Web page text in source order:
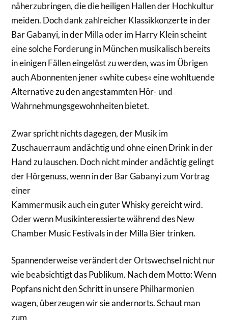
näherzubringen, die die heiligen Hallen der Hochkultur
meiden. Doch dank zahlreicher Klassikkonzerte in der
Bar Gabanyi, in der Milla oder im Harry Klein scheint
eine solche Forderung in München musikalisch bereits
in einigen Fällen eingelöst zu werden, was im Übrigen
auch Abonnenten jener »white cubes« eine wohltuende
Alternative zu den angestammten Hör- und
Wahrnehmungsgewohnheiten bietet.
Zwar spricht nichts dagegen, der Musik im
Zuschauerraum andächtig und ohne einen Drink in der
Hand zu lauschen. Doch nicht minder andächtig gelingt
der Hörgenuss, wenn in der Bar Gabanyi zum Vortrag
einer
Kammermusik auch ein guter Whisky gereicht wird.
Oder wenn Musikinteressierte während des New
Chamber Music Festivals in der Milla Bier trinken.
Spannenderweise verändert der Ortswechsel nicht nur
wie beabsichtigt das Publikum. Nach dem Motto: Wenn
Popfans nicht den Schritt in unsere Philharmonien
wagen, überzeugen wir sie andernorts. Schaut man
zum